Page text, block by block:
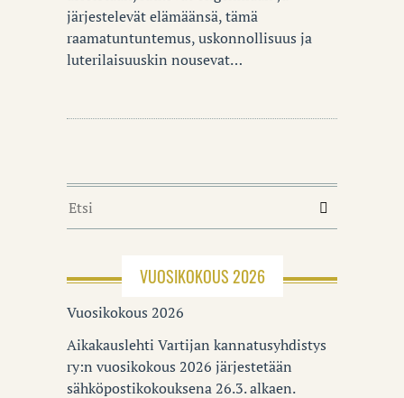
järjestelevät elämäänsä, tämä
raamatuntuntemus, uskonnollisuus ja
luterilaisuuskin nousevat…
VUOSIKOKOUS 2026
Vuosikokous 2026
Aikakauslehti Vartijan kannatusyhdistys
ry:n vuosikokous 2026 järjestetään
sähköpostikokouksena 26.3. alkaen.